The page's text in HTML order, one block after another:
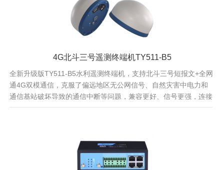
4G北斗三号遥测终端机TY511-B5
全新升级版TY511-B5水利遥测终端机，支持北斗三号短报文+全网
通4G双模通信，克服了偏远地区无公网信号、自然灾害中电力和
通信基站破坏导致的通信中断等问题，兼容更好、信号更强，连接
更